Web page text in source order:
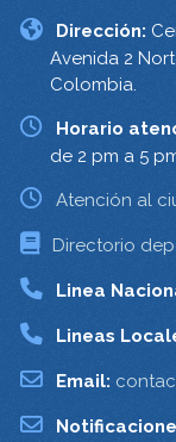
Dirección:
Avenida 2
Colombia.
Horario
de 2 pm a 5
Atención al
Directorio
Linea
Lineas
Email: